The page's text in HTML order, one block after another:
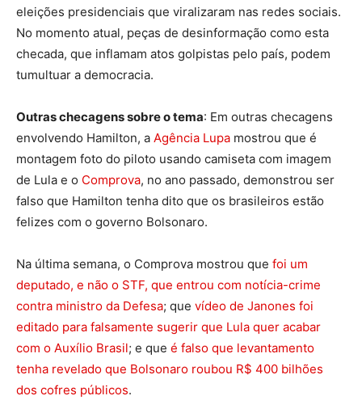
eleições presidenciais que viralizaram nas redes sociais.
No momento atual, peças de desinformação como esta
checada, que inflamam atos golpistas pelo país, podem
tumultuar a democracia.
Outras checagens sobre o tema: Em outras checagens
envolvendo Hamilton, a Agência Lupa mostrou que é
montagem foto do piloto usando camiseta com imagem
de Lula e o Comprova, no ano passado, demonstrou ser
falso que Hamilton tenha dito que os brasileiros estão
felizes com o governo Bolsonaro.
Na última semana, o Comprova mostrou que foi um
deputado, e não o STF, que entrou com notícia-crime
contra ministro da Defesa; que vídeo de Janones foi
editado para falsamente sugerir que Lula quer acabar
com o Auxílio Brasil; e que é falso que levantamento
tenha revelado que Bolsonaro roubou R$ 400 bilhões
dos cofres públicos.